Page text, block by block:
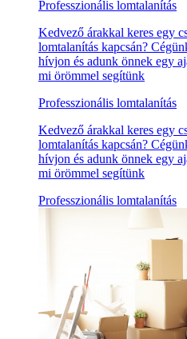
Professzionális lomtalanítás
Kedvező árakkal keres egy
lomtalanítás kapcsán?
hívjon és adunk önnek egy
mi örömmel segítünk
Professzionális lomtalanítás
Kedvező árakkal keres egy
lomtalanítás kapcsán?
hívjon és adunk önnek egy
mi örömmel segítünk
Professzionális lomtalanítás